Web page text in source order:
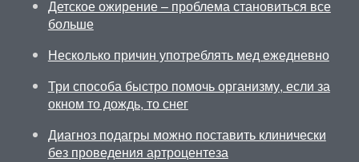
Детское ожирение – проблема становиться все
больше
Несколько причин употреблять мед ежедневно
Три способа быстро помочь организму, если за
окном то дождь, то снег
Диагноз подагры можно поставить клинически
без проведения артроцентеза